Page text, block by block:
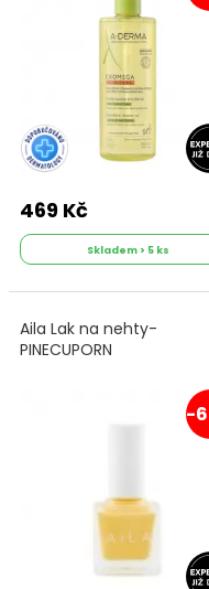
469 Kč
Skladem > 5 ks
Aila Lak na nehty-
PINECUPORN
-